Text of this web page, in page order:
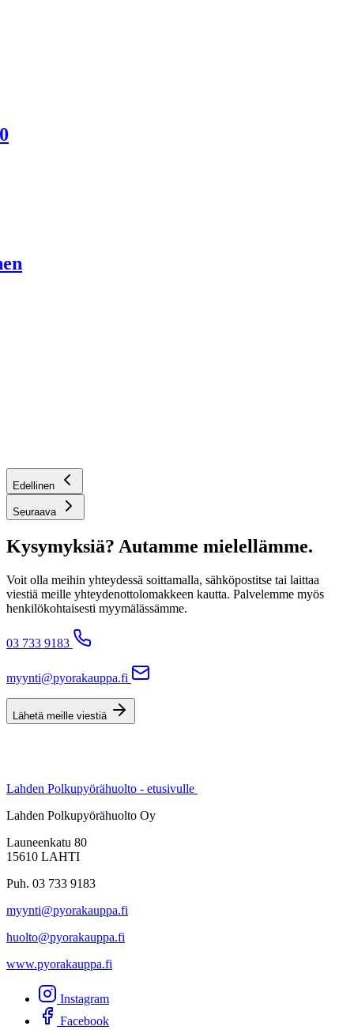
Edellinen
Seuraava
Kysymyksiä? Autamme mielellämme.
Voit olla meihin yhteydessä soittamalla, sähköpostitse tai laittaa
viestiä meille yhteydenottolomakkeen kautta. Palvelemme myös
henkilökohtaisesti myymälässämme.
03 733 9183
myynti@pyorakauppa.fi
Lähetä meille viestiä
Lahden Polkupyörähuolto - etusivulle
Lahden Polkupyörähuolto Oy
Launeenkatu 80
15610 LAHTI
Puh. 03 733 9183
myynti@pyorakauppa.fi
huolto@pyorakauppa.fi
www.pyorakauppa.fi
Instagram
Facebook